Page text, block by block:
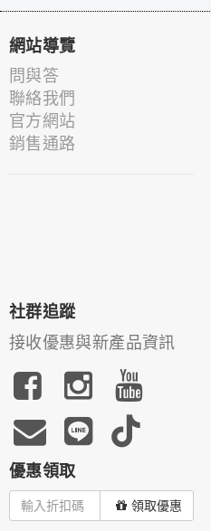
網站導覽
問與答
聯絡我們
官方網站
銷售通路
社群追蹤
接收優惠與新產品資訊
優惠領取
領取優惠